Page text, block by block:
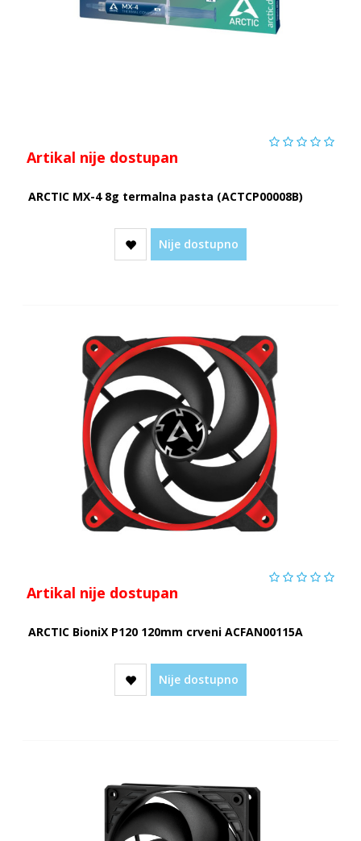
Artikal nije dostupan
ARCTIC MX-4 8g termalna pasta (ACTCP00008B)
Nije dostupno
Artikal nije dostupan
ARCTIC BioniX P120 120mm crveni ACFAN00115A
Nije dostupno